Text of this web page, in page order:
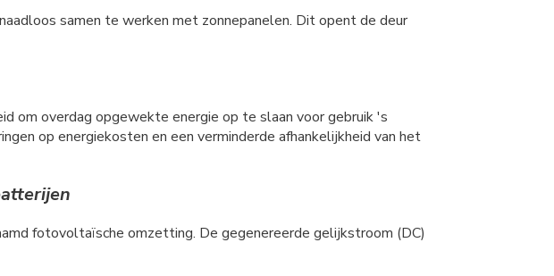
samen te werken met zonnepanelen. Dit opent de deur
om overdag opgewekte energie op te slaan voor gebruik 's
op energiekosten en een verminderde afhankelijkheid van het
fotovoltaïsche omzetting. De gegenereerde gelijkstroom (DC)